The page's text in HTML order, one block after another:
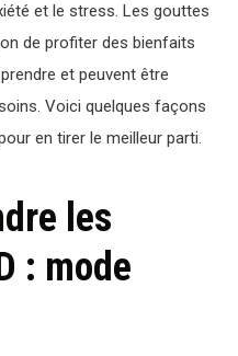
et le stress. Les gouttes
de profiter des bienfaits
et peuvent être
Voici quelques façons
en tirer le meilleur parti.
les
: mode